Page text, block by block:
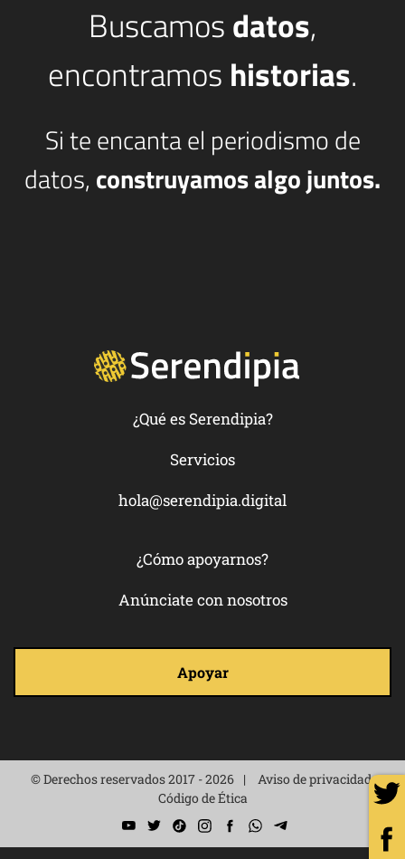
Buscamosdatos,
encontramos historias.
Si te encanta el periodismo de
datos, construyamos algo juntos.
¿Qué es Serendipia?
Servicios
hola@serendipia.digital
¿Cómo apoyarnos?
Anúnciate con nosotros
Apoyar
© Derechos reservados 2017 - 2026
Aviso de privacidad
Código de Ética